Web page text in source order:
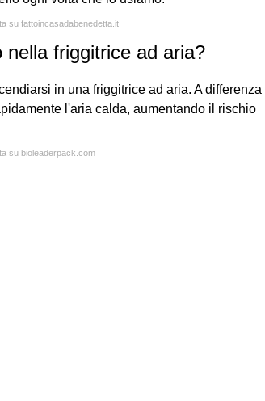
su fattoincasadabenedetta.it
friggitrice ad aria?
in una friggitrice ad aria. A differenza
l'aria calda, aumentando il rischio
su bioleaderpack.com